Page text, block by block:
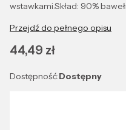
wstawkami.Skład: 90%
Przejdź do pełnego opisu
Cena
44,49 zł
Dostępność:Dostępny